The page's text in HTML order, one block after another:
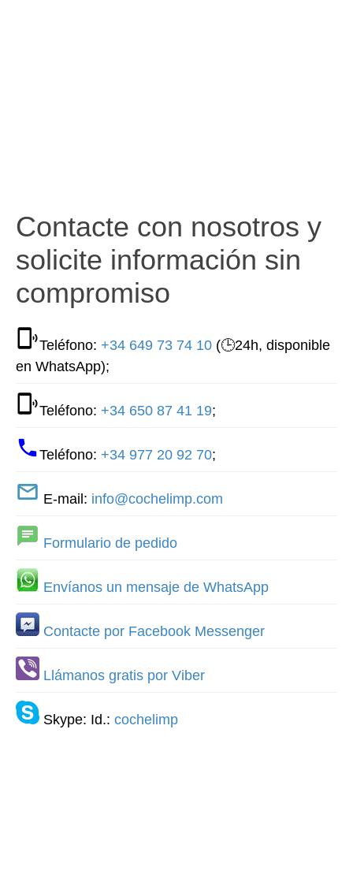
Contacte con nosotros y
solicite información sin
compromiso
Teléfono: +34 649 73 74 10 (🕒24h, disponible
en WhatsApp);
Teléfono: +34 650 87 41 19;
Teléfono: +34 977 20 92 70;
E-mail: info@cochelimp.com
Formulario de pedido
Envíanos un mensaje de WhatsApp
Contacte por Facebook Messenger
Llámanos gratis por Viber
Skype: Id.: cochelimp